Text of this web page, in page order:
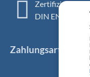
Zertifiziertes
DIN EN ISO
Zahlungsarten